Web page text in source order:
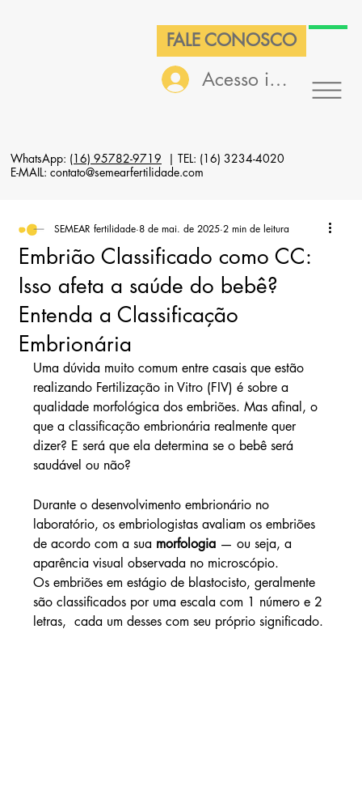
FALE CONOSCO
Acesso interno
WhatsApp: (16) 95782-9719 | TEL: (16) 3234-4020
E-MAIL: contato@semearfertilidade.com
Embrião Classificado como CC:
Isso afeta a saúde do bebê?
Entenda a Classificação
Embrionária
SEMEAR fertilidade 8 de mai. de 2025 2 min de leitura
Uma dúvida muito comum entre casais que estão
realizando Fertilização in Vitro (FIV) é sobre a
qualidade morfológica dos embriões. Mas afinal, o
que a classificação embrionária realmente quer
dizer? E será que ela determina se o bebê será
saudável ou não?
Durante o desenvolvimento embrionário no
laboratório, os embriologistas avaliam os embriões
de acordo com a sua morfologia — ou seja, a
aparência visual observada no microscópio.
Os embriões em estágio de blastocisto, geralmente
são classificados por uma escala com 1 número e 2
letras,  cada um desses com seu próprio significado.